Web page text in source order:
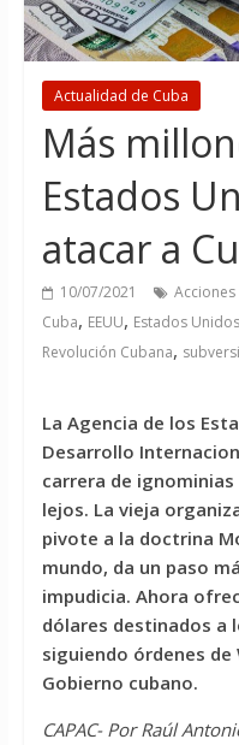
Actualidad de Cuba
Más
Estados
atacar a
10/07/2021
Cuba, EEUU, Estados Unidos
Revolución Cubana,
La Agencia de los
Desarrollo
carrera de
lejos. La vieja
pivote a la doctrina
mundo, da un paso
impudicia. Ahora
dólares destinados a
siguiendo órdenes
Gobierno cubano.
CAPAC- Por Raúl